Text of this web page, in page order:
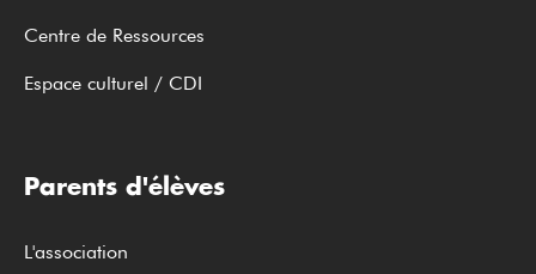
Centre de Ressources
Espace culturel / CDI
Parents d'élèves
L'association